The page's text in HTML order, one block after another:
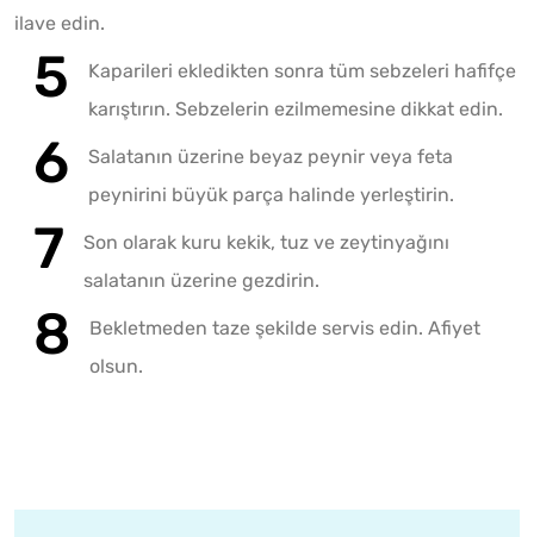
ilave edin.
Kaparileri ekledikten sonra tüm sebzeleri hafifçe
karıştırın. Sebzelerin ezilmemesine dikkat edin.
Salatanın üzerine beyaz peynir veya feta
peynirini büyük parça halinde yerleştirin.
Son olarak kuru kekik, tuz ve zeytinyağını
salatanın üzerine gezdirin.
Bekletmeden taze şekilde servis edin. Afiyet
olsun.